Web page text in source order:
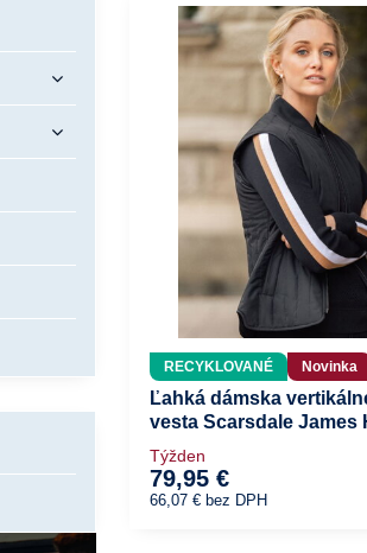
RECYKLOVANÉ Novinka
Ľahká dámska
vesta Scarsdale James
Týžden
79,95 €
66,07 € bez DPH